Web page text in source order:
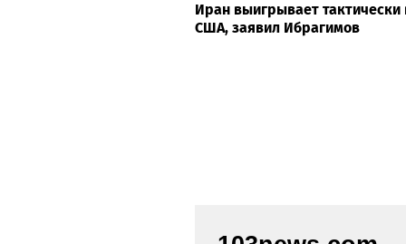
Иран выигрывает тактически
США, заявил Ибрагимов